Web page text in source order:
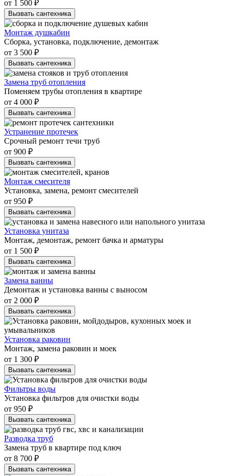
от 1 500 ₽
Вызвать сантехника
Монтаж душкабин
Сборка, установка, подключение, демонтаж
от 3 500 ₽
Вызвать сантехника
Замена труб отопления
Поменяем трубы отопления в квартире
от 4 000 ₽
Вызвать сантехника
Устранение протечек
Срочный ремонт течи труб
от 900 ₽
Вызвать сантехника
Монтаж смесителя
Установка, замена, ремонт смесителей
от 950 ₽
Вызвать сантехника
Установка унитаза
Монтаж, демонтаж, ремонт бачка и арматуры
от 1 500 ₽
Вызвать сантехника
Замена ванны
Демонтаж и установка ванны с выносом
от 2 000 ₽
Вызвать сантехника
Установка раковин
Монтаж, замена раковин и моек
от 1 300 ₽
Вызвать сантехника
Фильтры воды
Установка фильтров для очистки воды
от 950 ₽
Вызвать сантехника
Разводка труб
Замена труб в квартире под ключ
от 8 700 ₽
Вызвать сантехника